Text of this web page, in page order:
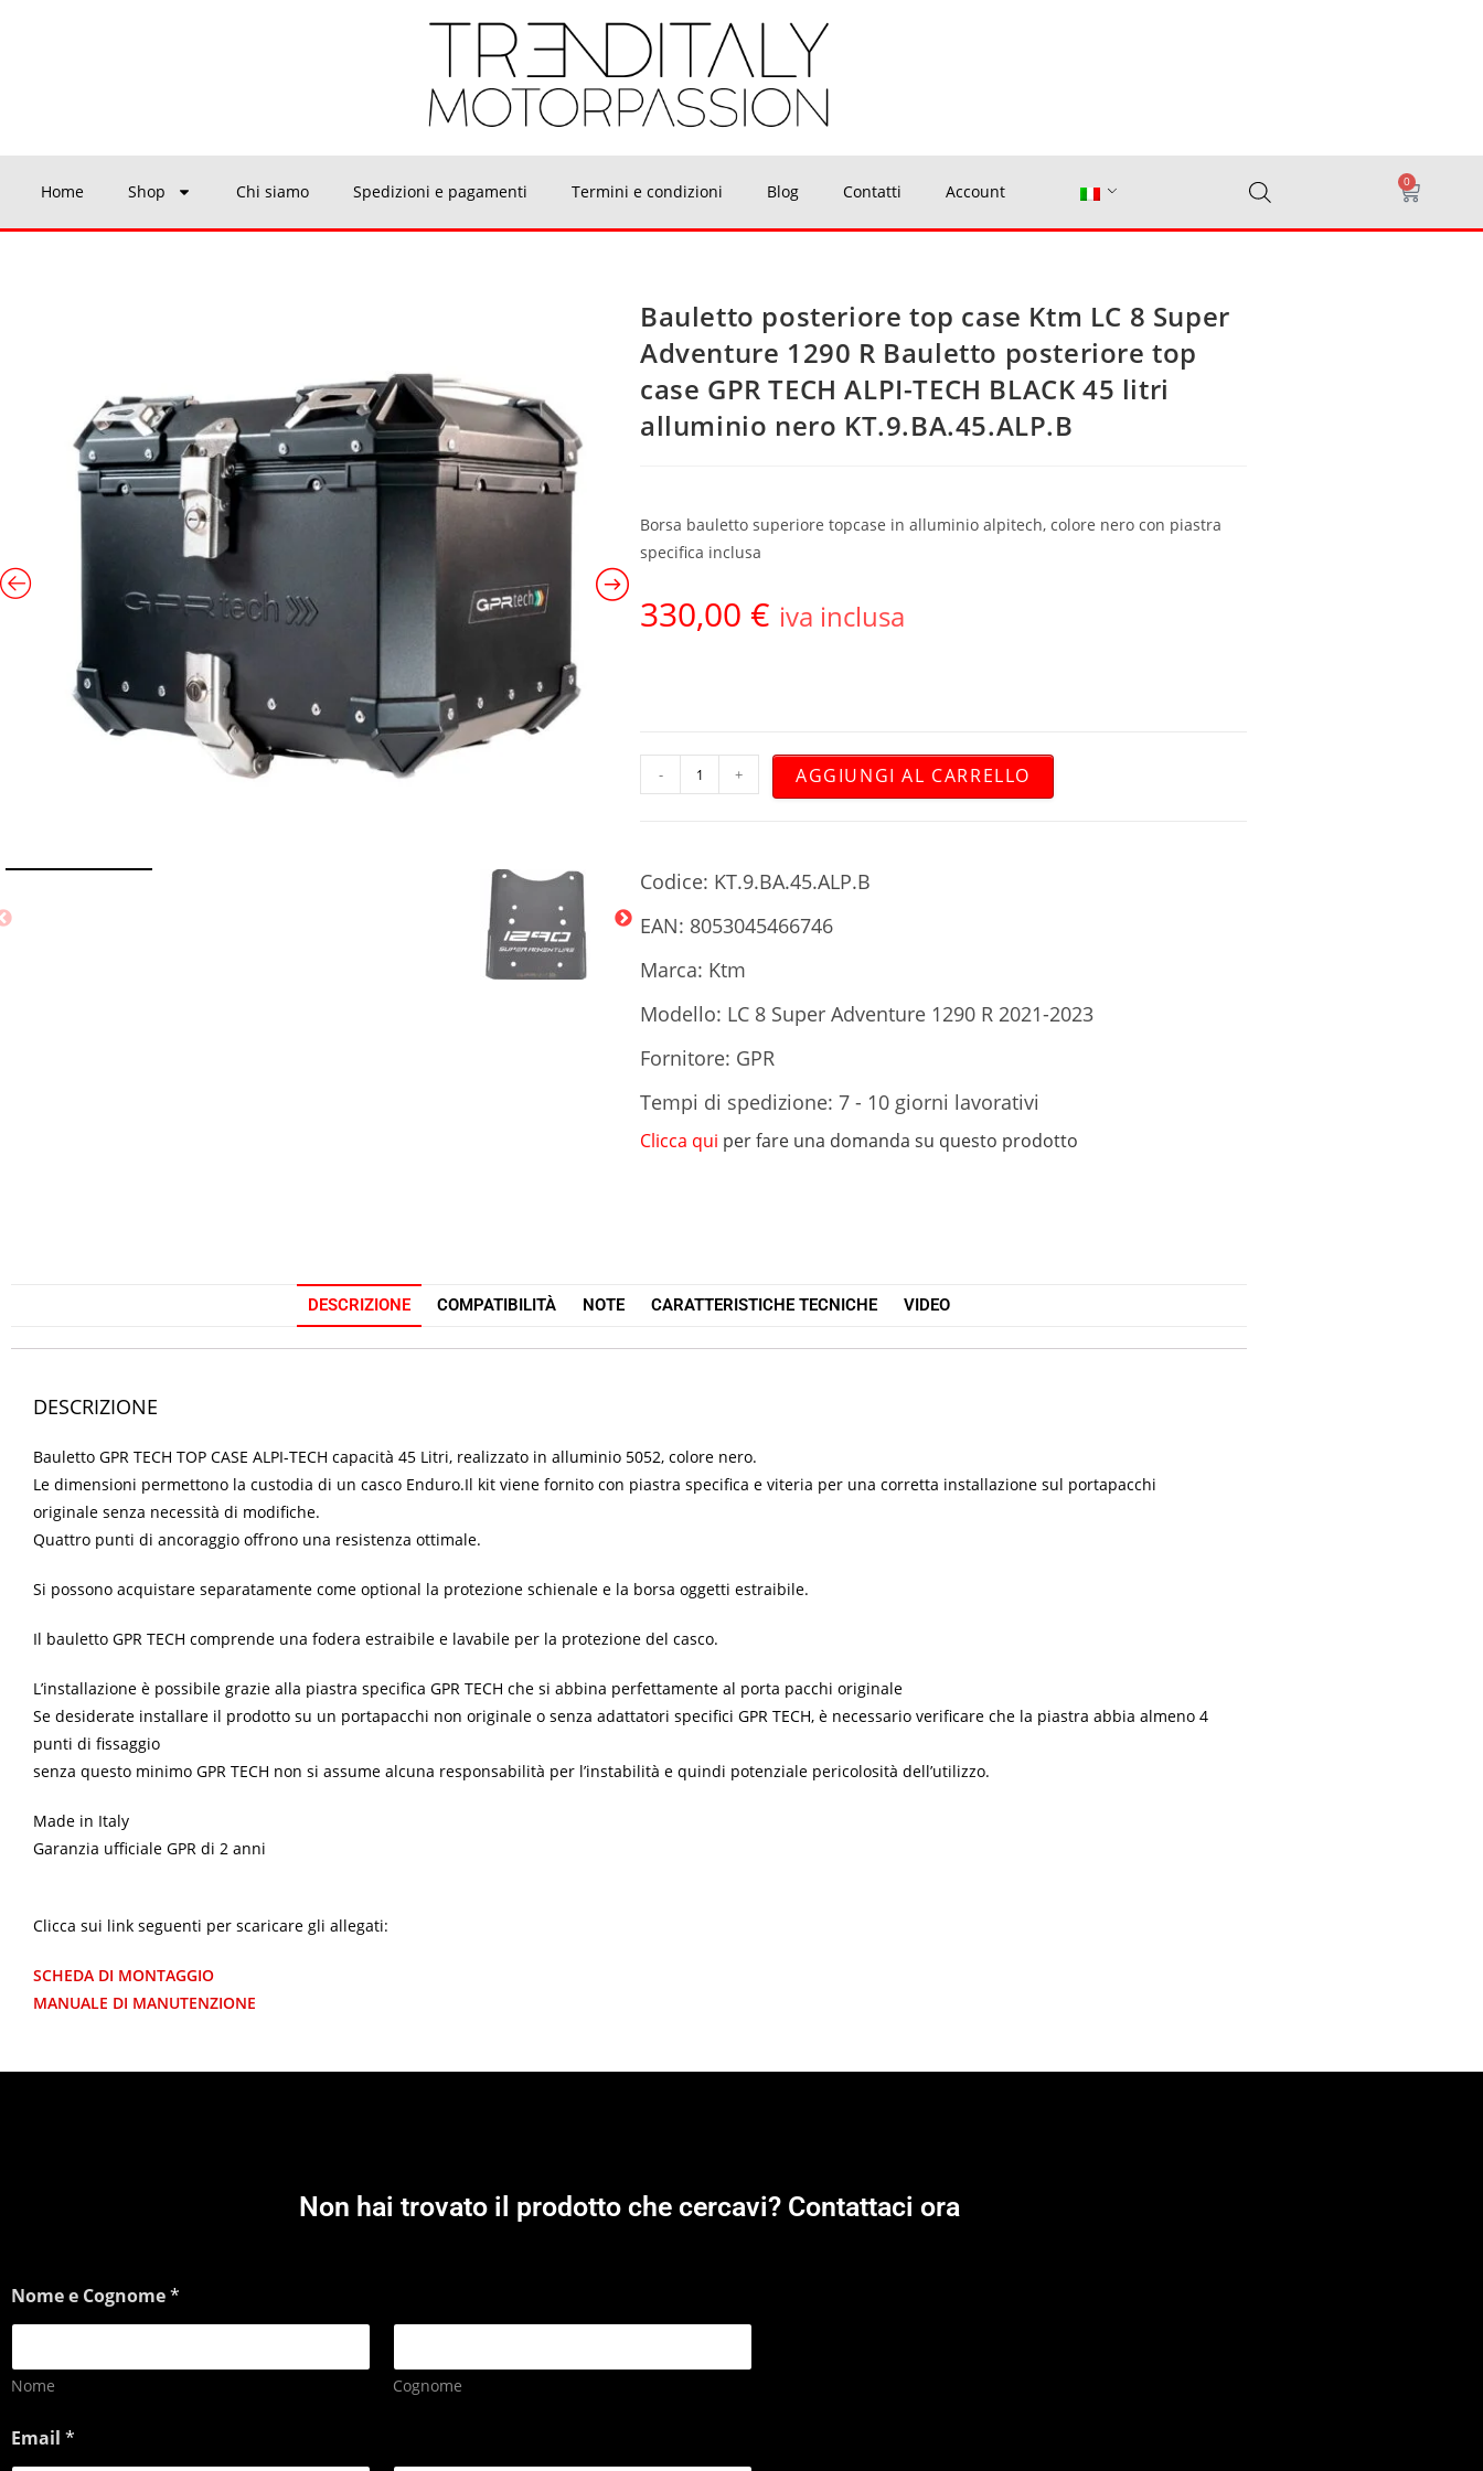
Home Shop Chi siamo Spedizioni e pagamenti Termini e condizioni Blog Contatti Account 0
Bauletto posteriore top case Ktm LC 8 Super
Adventure 1290 R Bauletto posteriore top
case GPR TECH ALPI-TECH BLACK 45 litri
alluminio nero KT.9.BA.45.ALP.B
Borsa bauletto superiore topcase in alluminio alpitech, colore nero con piastra
specifica inclusa
330,00 € iva inclusa
- + AGGIUNGI AL CARRELLO
Codice: KT.9.BA.45.ALP.B
EAN: 8053045466746
Marca: Ktm
Modello: LC 8 Super Adventure 1290 R 2021-2023
Fornitore: GPR
Tempi di spedizione: 7 - 10 giorni lavorativi
Clicca qui per fare una domanda su questo prodotto
DESCRIZIONE COMPATIBILITÀ NOTE CARATTERISTICHE TECNICHE VIDEO
DESCRIZIONE
Bauletto GPR TECH TOP CASE ALPI-TECH capacità 45 Litri, realizzato in alluminio 5052, colore nero.
Le dimensioni permettono la custodia di un casco Enduro.Il kit viene fornito con piastra specifica e viteria per una corretta installazione sul portapacchi
originale senza necessità di modifiche.
Quattro punti di ancoraggio offrono una resistenza ottimale.
Si possono acquistare separatamente come optional la protezione schienale e la borsa oggetti estraibile.
Il bauletto GPR TECH comprende una fodera estraibile e lavabile per la protezione del casco.
L’installazione è possibile grazie alla piastra specifica GPR TECH che si abbina perfettamente al porta pacchi originale
Se desiderate installare il prodotto su un portapacchi non originale o senza adattatori specifici GPR TECH, è necessario verificare che la piastra abbia almeno 4
punti di fissaggio
senza questo minimo GPR TECH non si assume alcuna responsabilità per l’instabilità e quindi potenziale pericolosità dell’utilizzo.
Made in Italy
Garanzia ufficiale GPR di 2 anni
Clicca sui link seguenti per scaricare gli allegati:
SCHEDA DI MONTAGGIO
MANUALE DI MANUTENZIONE
Non hai trovato il prodotto che cercavi? Contattaci ora
Nome e Cognome*
Nome Cognome
Email *